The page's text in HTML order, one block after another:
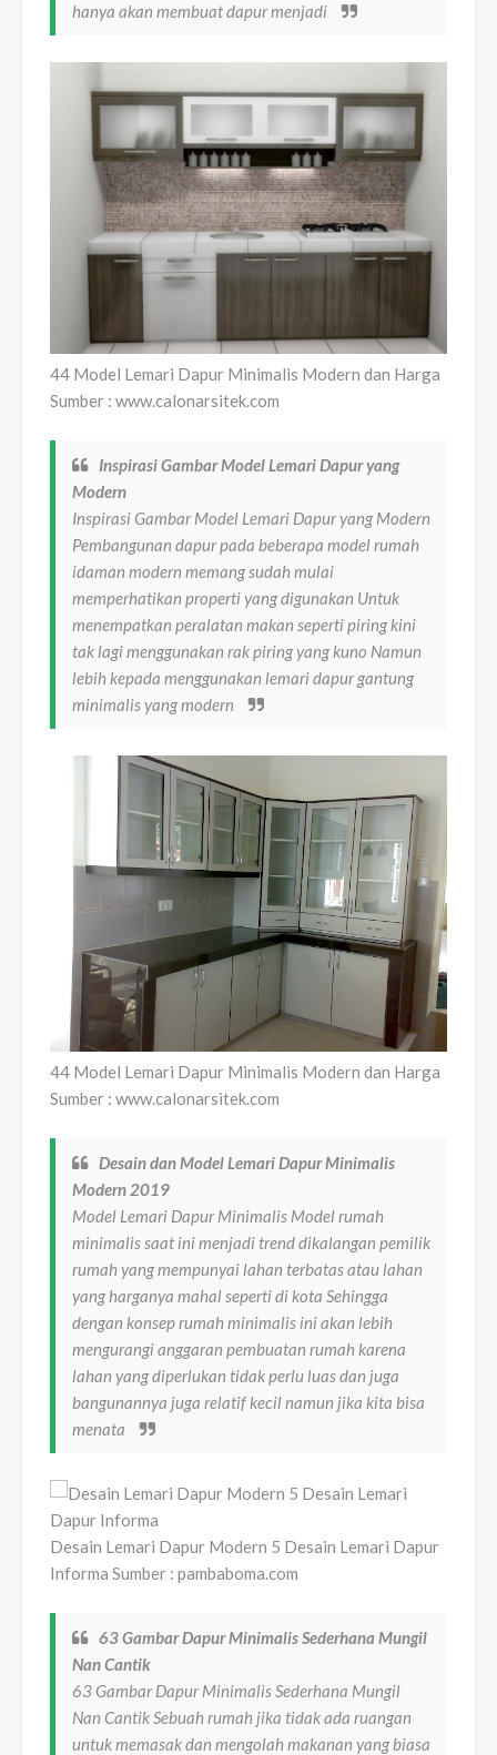
hanya akan membuat dapur menjadi
44 Model Lemari Dapur Minimalis Modern dan Harga
Sumber : www.calonarsitek.com
Inspirasi Gambar Model Lemari Dapur yang
Modern
Inspirasi Gambar Model Lemari Dapur yang Modern
Pembangunan dapur pada beberapa model rumah
idaman modern memang sudah mulai
memperhatikan properti yang digunakan Untuk
menempatkan peralatan makan seperti piring kini
tak lagi menggunakan rak piring yang kuno Namun
lebih kepada menggunakan lemari dapur gantung
minimalis yang modern
44 Model Lemari Dapur Minimalis Modern dan Harga
Sumber : www.calonarsitek.com
Desain dan Model Lemari Dapur Minimalis
Modern 2019
Model Lemari Dapur Minimalis Model rumah
minimalis saat ini menjadi trend dikalangan pemilik
rumah yang mempunyai lahan terbatas atau lahan
yang harganya mahal seperti di kota Sehingga
dengan konsep rumah minimalis ini akan lebih
mengurangi anggaran pembuatan rumah karena
lahan yang diperlukan tidak perlu luas dan juga
bangunannya juga relatif kecil namun jika kita bisa
menata
Desain Lemari Dapur Modern 5 Desain Lemari Dapur
Informa Sumber : pambaboma.com
63 Gambar Dapur Minimalis Sederhana Mungil
Nan Cantik
63 Gambar Dapur Minimalis Sederhana Mungil
Nan Cantik Sebuah rumah jika tidak ada ruangan
untuk memasak dan mengolah makanan yang biasa